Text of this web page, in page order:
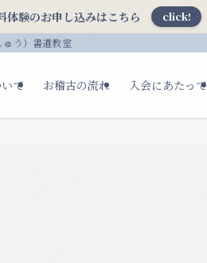
体験のお申し込みはこちら click!
う）書道教室
て お稽古の流れ 入会にあたって